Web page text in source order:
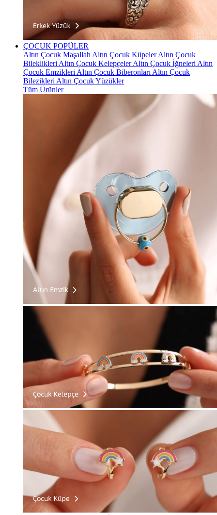
ÇOCUK POPÜLER
Altın Çocuk Maşallah Altın Çocuk KüpelerAltın Çocuk
Bileklikleri Altın Çocuk KelepçelerAltın Çocuk İğneleri Altın
Çocuk Emzikleri Altın Çocuk Biberonları Altın Çocuk
Bilezikleri Altın Çocuk Yüzükler
Tüm Ürünler